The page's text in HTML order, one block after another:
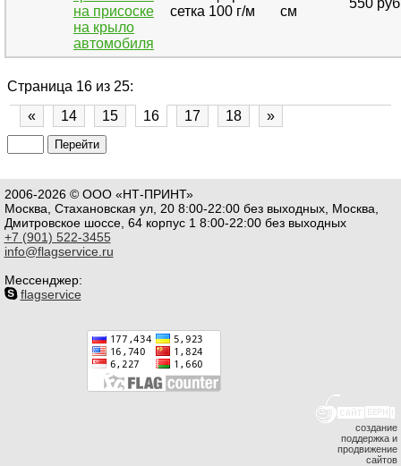
на присоске
на крыло
автомобиля
сетка 100 г/м
см
Страница 16 из 25:
«
14 15 16 17 18 »
2006-2026 © ООО «НТ-ПРИНТ»
Москва, Стахановская ул, 20 8:00-22:00 без выходных, Москва,
Дмитровское шоссе, 64 корпус 1 8:00-22:00 без выходных
+7 (901) 522-3455
info@flagservice.ru
Мессенджер:
flagservice
создание
поддержка и
продвижение
сайтов